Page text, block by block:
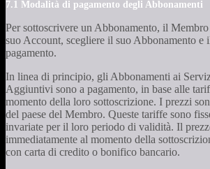
7.1 Modalità di pagamento degli Abbonamenti
Per sottoscrivere un Abbonamento, il
suo Account, scegliere il suo Abbonamento e
pagamento.
In linea di principio, gli Abbonamenti ai
Aggiuntivi sono a pagamento, in base alle
momento della loro sottoscrizione. I prezzi
del paese del Membro. Queste tariffe sono
invariate per il loro periodo di validità. Il
immediatamente al momento della
con carta di credito o bonifico bancario.